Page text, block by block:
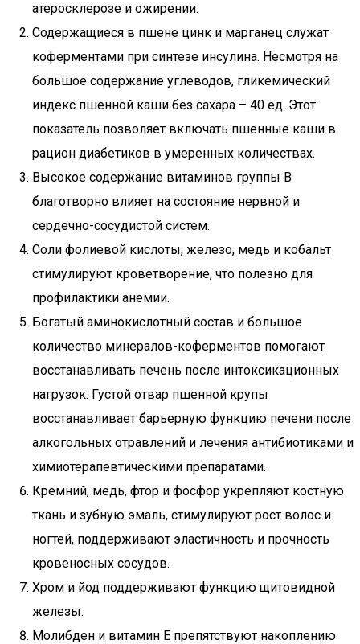
атеросклерозе и ожирении.
Содержащиеся в пшене цинк и марганец служат
коферментами при синтезе инсулина. Несмотря на
большое содержание углеводов, гликемический
индекс пшенной каши без сахара – 40 ед. Этот
показатель позволяет включать пшенные каши в
рацион диабетиков в умеренных количествах.
Высокое содержание витаминов группы В
благотворно влияет на состояние нервной и
сердечно-сосудистой систем.
Соли фолиевой кислоты, железо, медь и кобальт
стимулируют кроветворение, что полезно для
профилактики анемии.
Богатый аминокислотный состав и большое
количество минералов-коферментов помогают
восстанавливать печень после интоксикационных
нагрузок. Густой отвар пшенной крупы
восстанавливает барьерную функцию печени после
алкогольных отравлений и лечения антибиотиками и
химиотерапевтическими препаратами.
Кремний, медь, фтор и фосфор укрепляют костную
ткань и зубную эмаль, стимулируют рост волос и
ногтей, поддерживают эластичность и прочность
кровеносных сосудов.
Хром и йод поддерживают функцию щитовидной
железы.
Молибден и витамин Е препятствуют накоплению